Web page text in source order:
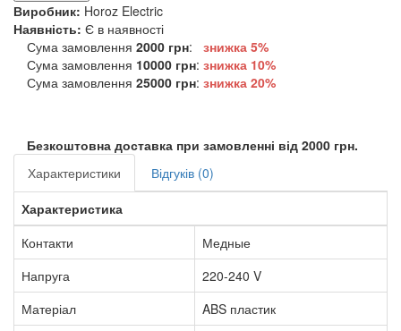
Виробник: Horoz Electric
Наявність: Є в наявності
Сума замовлення 2000 грн:
знижка 5%
Сума замовлення 10000 грн: знижка 10%
Сума замовлення 25000 грн: знижка 20%
Безкоштовна доставка при замовленні від 2000 грн.
Характеристики
Відгуків (0)
Характеристика
Контакти
Медные
Напруга
220-240 V
Матеріал
ABS пластик